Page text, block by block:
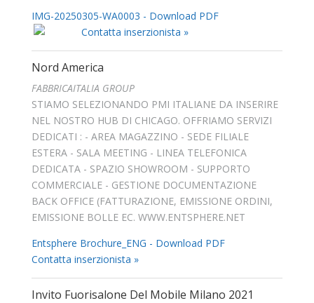
IMG-20250305-WA0003 - Download PDF
Contatta inserzionista »
Nord America
FABBRICAITALIA GROUP
STIAMO SELEZIONANDO PMI ITALIANE DA INSERIRE
NEL NOSTRO HUB DI CHICAGO. OFFRIAMO SERVIZI
DEDICATI : - AREA MAGAZZINO - SEDE FILIALE
ESTERA - SALA MEETING - LINEA TELEFONICA
DEDICATA - SPAZIO SHOWROOM - SUPPORTO
COMMERCIALE - GESTIONE DOCUMENTAZIONE
BACK OFFICE (FATTURAZIONE, EMISSIONE ORDINI,
EMISSIONE BOLLE EC. WWW.ENTSPHERE.NET
Entsphere Brochure_ENG - Download PDF
Contatta inserzionista »
Invito Fuorisalone Del Mobile Milano 2021